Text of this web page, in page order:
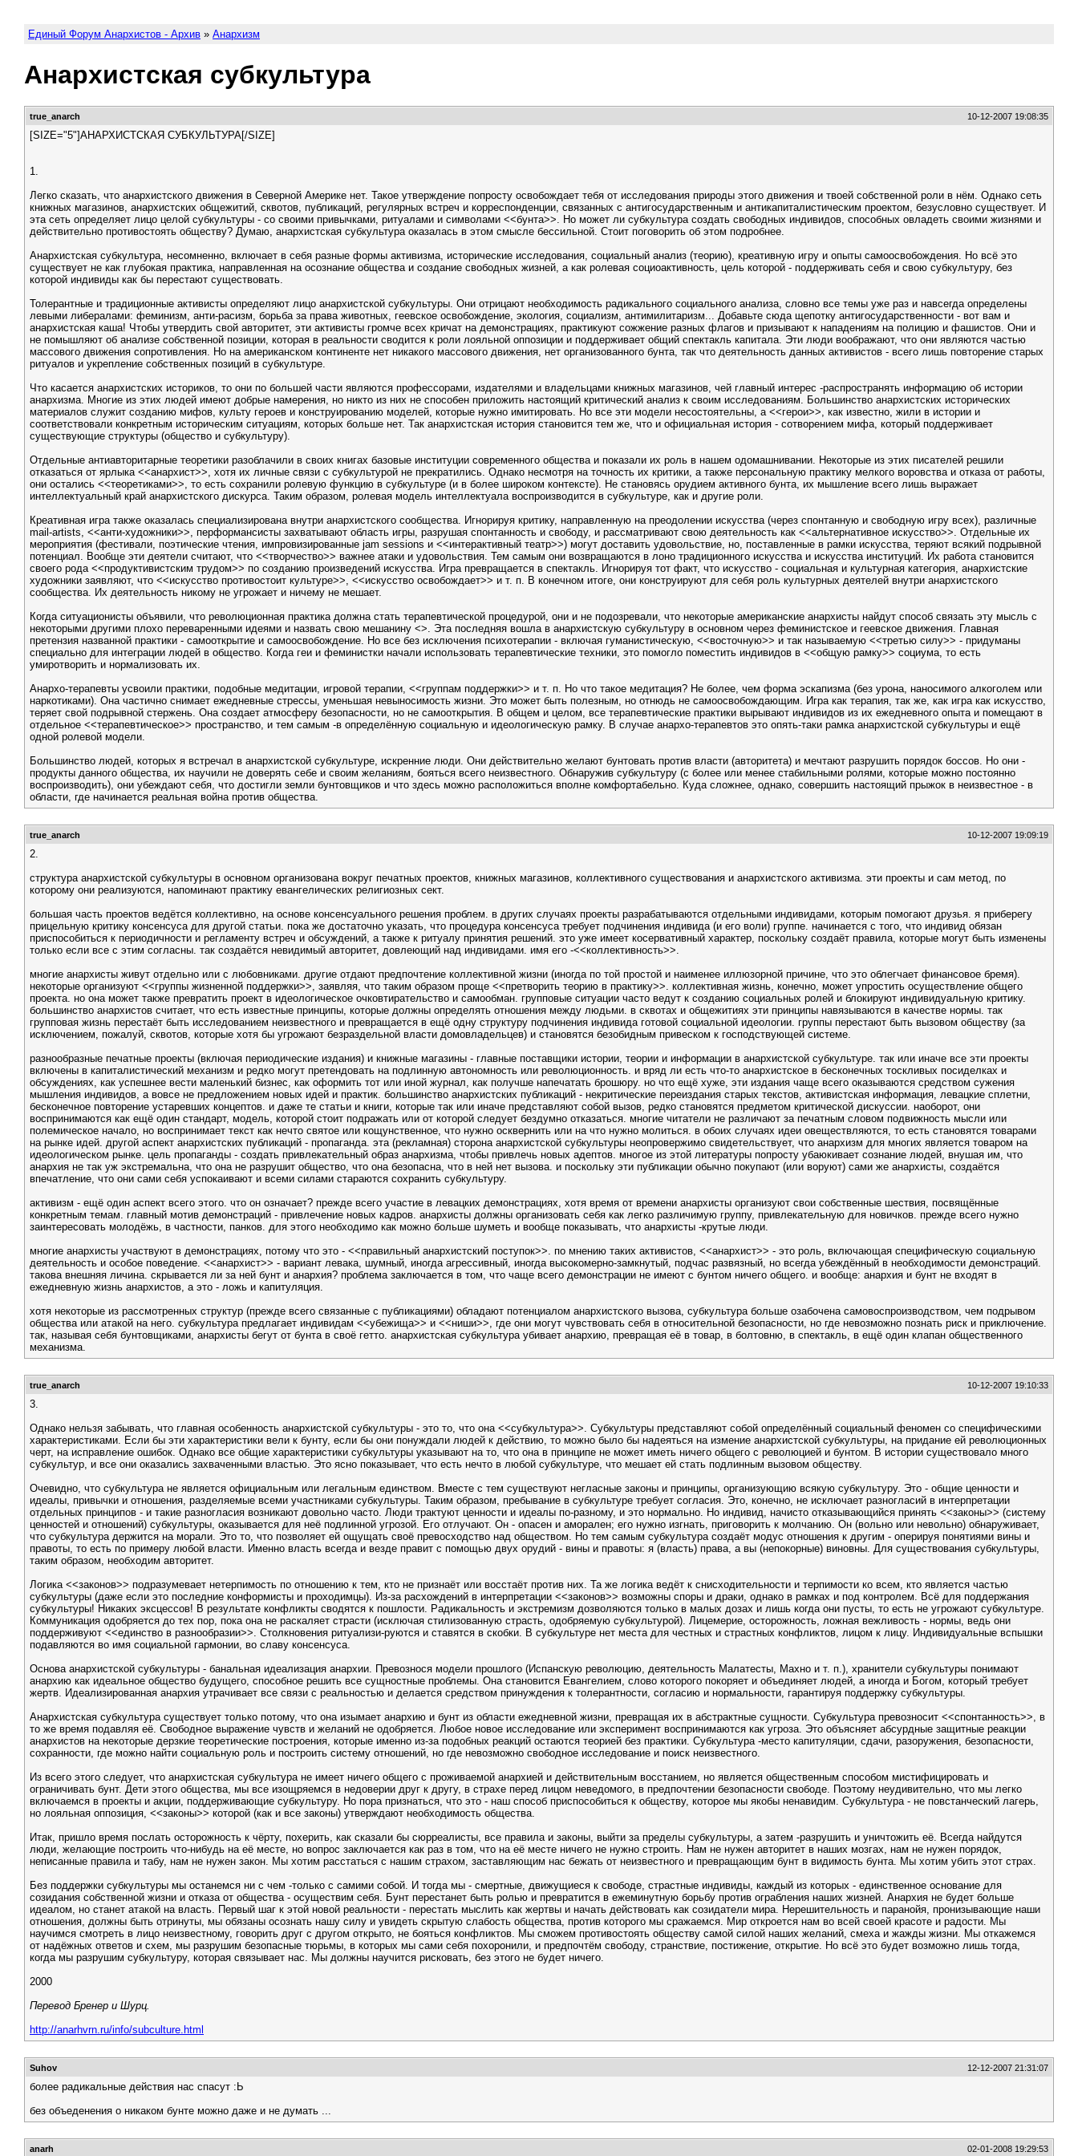
Единый Форум Анархистов - Архив » Анархизм
Анархистская субкультура
true_anarch 10-12-2007 19:08:35
[SIZE="5"]АНАРХИСТСКАЯ СУБКУЛЬТУРА[/SIZE]
1.
Легко сказать, что анархистского движения в Северной Америке нет. Такое утверждение попросту освобождает тебя от исследования природы этого движения и твоей собственной роли в нём. Однако сеть
книжных магазинов, анархистских общежитий, сквотов, публикаций, регулярных встреч и корреспонденции, связанных с антигосударственным и антикапиталистическим проектом, безусловно существует. И
эта сеть определяет лицо целой субкультуры - со своими привычками, ритуалами и символами <<бунта>>. Но может ли субкультура создать свободных индивидов, способных овладеть своими жизнями и
действительно противостоять обществу? Думаю, анархистская субкультура оказалась в этом смысле бессильной. Стоит поговорить об этом подробнее.
Анархистская субкультура, несомненно, включает в себя разные формы активизма, исторические исследования, социальный анализ (теорию), креативную игру и опыты самоосвобождения. Но всё это
существует не как глубокая практика, направленная на осознание общества и создание свободных жизней, а как ролевая социоактивность, цель которой - поддерживать себя и свою субкультуру, без
которой индивиды как бы перестают существовать.
Толерантные и традиционные активисты определяют лицо анархистской субкультуры. Они отрицают необходимость радикального социального анализа, словно все темы уже раз и навсегда определены
левыми либералами: феминизм, анти-расизм, борьба за права животных, геевское освобождение, экология, социализм, антимилитаризм... Добавьте сюда щепотку антигосударственности - вот вам и
анархистская каша! Чтобы утвердить свой авторитет, эти активисты громче всех кричат на демонстрациях, практикуют сожжение разных флагов и призывают к нападениям на полицию и фашистов. Они и
не помышляют об анализе собственной позиции, которая в реальности сводится к роли лояльной оппозиции и поддерживает общий спектакль капитала. Эти люди воображают, что они являются частью
массового движения сопротивления. Но на американском континенте нет никакого массового движения, нет организованного бунта, так что деятельность данных активистов - всего лишь повторение старых
ритуалов и укрепление собственных позиций в субкультуре.
Что касается анархистских историков, то они по большей части являются профессорами, издателями и владельцами книжных магазинов, чей главный интерес -распространять информацию об истории
анархизма. Многие из этих людей имеют добрые намерения, но никто из них не способен приложить настоящий критический анализ к своим исследованиям. Большинство анархистских исторических
материалов служит созданию мифов, культу героев и конструированию моделей, которые нужно имитировать. Но все эти модели несостоятельны, а <<герои>>, как известно, жили в истории и
соответствовали конкретным историческим ситуациям, которых больше нет. Так анархистская история становится тем же, что и официальная история - сотворением мифа, который поддерживает
существующие структуры (общество и субкультуру).
Отдельные антиавторитарные теоретики разоблачили в своих книгах базовые институции современного общества и показали их роль в нашем одомашнивании. Некоторые из этих писателей решили
отказаться от ярлыка <<анархист>>, хотя их личные связи с субкультурой не прекратились. Однако несмотря на точность их критики, а также персональную практику мелкого воровства и отказа от работы,
они остались <<теоретиками>>, то есть сохранили ролевую функцию в субкультуре (и в более широком контексте). Не становясь орудием активного бунта, их мышление всего лишь выражает
интеллектуальный край анархистского дискурса. Таким образом, ролевая модель интеллектуала воспроизводится в субкультуре, как и другие роли.
Креативная игра также оказалась специализирована внутри анархистского сообщества. Игнорируя критику, направленную на преодолении искусства (через спонтанную и свободную игру всех), различные
mail-artists, <<анти-художники>>, перформансисты захватывают область игры, разрушая спонтанность и свободу, и рассматривают свою деятельность как <<альтернативное искусство>>. Отдельные их
мероприятия (фестивали, поэтические чтения, импровизированные jam sessions и <<интерактивный театр>>) могут доставить удовольствие, но, поставленные в рамки искусства, теряют всякий подрывной
потенциал. Вообще эти деятели считают, что <<творчество>> важнее атаки и удовольствия. Тем самым они возвращаются в лоно традиционного искусства и искусства институций. Их работа становится
своего рода <<продуктивистским трудом>> по созданию произведений искусства. Игра превращается в спектакль. Игнорируя тот факт, что искусство - социальная и культурная категория, анархистские
художники заявляют, что <<искусство противостоит культуре>>, <<искусство освобождает>> и т. п. В конечном итоге, они конструируют для себя роль культурных деятелей внутри анархистского
сообщества. Их деятельность никому не угрожает и ничему не мешает.
Когда ситуационисты объявили, что революционная практика должна стать терапевтической процедурой, они и не подозревали, что некоторые американские анархисты найдут способ связать эту мысль с
некоторыми другими плохо переваренными идеями и назвать свою мешанину <>. Эта последняя вошла в анархистскую субкультуру в основном через феминистское и геевское движения. Главная
претензия названной практики - самооткрытие и самоосвобождение. Но все без исключения психотерапии - включая гуманистическую, <<восточную>> и так называемую <<третью силу>> - придуманы
специально для интеграции людей в общество. Когда геи и феминистки начали использовать терапевтические техники, это помогло поместить индивидов в <<общую рамку>> социума, то есть
умиротворить и нормализовать их.
Анархо-терапевты усвоили практики, подобные медитации, игровой терапии, <<группам поддержки>> и т. п. Но что такое медитация? Не более, чем форма эскапизма (без урона, наносимого алкоголем или
наркотиками). Она частично снимает ежедневные стрессы, уменьшая невыносимость жизни. Это может быть полезным, но отнюдь не самоосвобождающим. Игра как терапия, так же, как игра как искусство,
теряет свой подрывной стержень. Она создает атмосферу безопасности, но не самооткрытия. В общем и целом, все терапевтические практики вырывают индивидов из их ежедневного опыта и помещают в
отдельное <<терапевтическое>> пространство, и тем самым -в определённую социальную и идеологическую рамку. В случае анархо-терапевтов это опять-таки рамка анархистской субкультуры и ещё
одной ролевой модели.
Большинство людей, которых я встречал в анархистской субкультуре, искренние люди. Они действительно желают бунтовать против власти (авторитета) и мечтают разрушить порядок боссов. Но они -
продукты данного общества, их научили не доверять себе и своим желаниям, бояться всего неизвестного. Обнаружив субкультуру (с более или менее стабильными ролями, которые можно постоянно
воспроизводить), они убеждают себя, что достигли земли бунтовщиков и что здесь можно расположиться вполне комфортабельно. Куда сложнее, однако, совершить настоящий прыжок в неизвестное - в
области, где начинается реальная война против общества.
true_anarch 10-12-2007 19:09:19
2.
структура анархистской субкультуры в основном организована вокруг печатных проектов, книжных магазинов, коллективного существования и анархистского активизма. эти проекты и сам метод, по
которому они реализуются, напоминают практику евангелических религиозных сект.
большая часть проектов ведётся коллективно, на основе консенсуального решения проблем. в других случаях проекты разрабатываются отдельными индивидами, которым помогают друзья. я приберегу
прицельную критику консенсуса для другой статьи. пока же достаточно указать, что процедура консенсуса требует подчинения индивида (и его воли) группе. начинается с того, что индивид обязан
приспособиться к периодичности и регламенту встреч и обсуждений, а также к ритуалу принятия решений. это уже имеет косервативный характер, поскольку создаёт правила, которые могут быть изменены
только если все с этим согласны. так создаётся невидимый авторитет, довлеющий над индивидами. имя его -<<коллективность>>.
многие анархисты живут отдельно или с любовниками. другие отдают предпочтение коллективной жизни (иногда по той простой и наименее иллюзорной причине, что это облегчает финансовое бремя).
некоторые организуют <<группы жизненной поддержки>>, заявляя, что таким образом проще <<претворить теорию в практику>>. коллективная жизнь, конечно, может упростить осуществление общего
проекта. но она может также превратить проект в идеологическое очковтирательство и самообман. групповые ситуации часто ведут к созданию социальных ролей и блокируют индивидуальную критику.
большинство анархистов считает, что есть известные принципы, которые должны определять отношения между людьми. в сквотах и общежитиях эти принципы навязываются в качестве нормы. так
групповая жизнь перестаёт быть исследованием неизвестного и превращается в ещё одну структуру подчинения индивида готовой социальной идеологии. группы перестают быть вызовом обществу (за
исключением, пожалуй, сквотов, которые хотя бы угрожают безраздельной власти домовладельцев) и становятся безобидным привеском к господствующей системе.
разнообразные печатные проекты (включая периодические издания) и книжные магазины - главные поставщики истории, теории и информации в анархистской субкультуре. так или иначе все эти проекты
включены в капиталистический механизм и редко могут претендовать на подлинную автономность или революционность. и вряд ли есть что-то анархистское в бесконечных тоскливых посиделках и
обсуждениях, как успешнее вести маленький бизнес, как оформить тот или иной журнал, как получше напечатать брошюру. но что ещё хуже, эти издания чаще всего оказываются средством сужения
мышления индивидов, а вовсе не предложением новых идей и практик. большинство анархистских публикаций - некритические переиздания старых текстов, активистская информация, левацкие сплетни,
бесконечное повторение устаревших концептов. и даже те статьи и книги, которые так или иначе представляют собой вызов, редко становятся предметом критической дискуссии. наоборот, они
воспринимаются как ещё один стандарт, модель, которой стоит подражать или от которой следует бездумно отказаться. многие читатели не различают за печатным словом подвижность мысли или
полемическое начало, но воспринимает текст как нечто святое или кощунственное, что нужно осквернить или на что нужно молиться. в обоих случаях идеи овеществляются, то есть становятся товарами
на рынке идей. другой аспект анархистских публикаций - пропаганда. эта (рекламная) сторона анархистской субкультуры неопровержимо свидетельствует, что анархизм для многих является товаром на
идеологическом рынке. цель пропаганды - создать привлекательный образ анархизма, чтобы привлечь новых адептов. многое из этой литературы попросту убаюкивает сознание людей, внушая им, что
анархия не так уж экстремальна, что она не разрушит общество, что она безопасна, что в ней нет вызова. и поскольку эти публикации обычно покупают (или воруют) сами же анархисты, создаётся
впечатление, что они сами себя успокаивают и всеми силами стараются сохранить субкультуру.
активизм - ещё один аспект всего этого. что он означает? прежде всего участие в левацких демонстрациях, хотя время от времени анархисты организуют свои собственные шествия, посвящённые
конкретным темам. главный мотив демонстраций - привлечение новых кадров. анархисты должны организовать себя как легко различимую группу, привлекательную для новичков. прежде всего нужно
заинтересовать молодёжь, в частности, панков. для этого необходимо как можно больше шуметь и вообще показывать, что анархисты -крутые люди.
многие анархисты участвуют в демонстрациях, потому что это - <<правильный анархистский поступок>>. по мнению таких активистов, <<анархист>> - это роль, включающая специфическую социальную
деятельность и особое поведение. <<анархист>> - вариант левака, шумный, иногда агрессивный, иногда высокомерно-замкнутый, подчас развязный, но всегда убеждённый в необходимости демонстраций.
такова внешняя личина. скрывается ли за ней бунт и анархия? проблема заключается в том, что чаще всего демонстрации не имеют с бунтом ничего общего. и вообще: анархия и бунт не входят в
ежедневную жизнь анархистов, а это - ложь и капитуляция.
хотя некоторые из рассмотренных структур (прежде всего связанные с публикациями) обладают потенциалом анархистского вызова, субкультура больше озабочена самовоспроизводством, чем подрывом
общества или атакой на него. субкультура предлагает индивидам <<убежища>> и <<ниши>>, где они могут чувствовать себя в относительной безопасности, но где невозможно познать риск и приключение.
так, называя себя бунтовщиками, анархисты бегут от бунта в своё гетто. анархистская субкультура убивает анархию, превращая её в товар, в болтовню, в спектакль, в ещё один клапан общественного
механизма.
true_anarch 10-12-2007 19:10:33
3.
Однако нельзя забывать, что главная особенность анархистской субкультуры - это то, что она <<субкультура>>. Субкультуры представляют собой определённый социальный феномен со специфическими
характеристиками. Если бы эти характеристики вели к бунту, если бы они понуждали людей к действию, то можно было бы надеяться на измение анархистской субкультуры, на придание ей революционных
черт, на исправление ошибок. Однако все общие характеристики субкультуры указывают на то, что она в принципе не может иметь ничего общего с революцией и бунтом. В истории существовало много
субкультур, и все они оказались захваченными властью. Это ясно показывает, что есть нечто в любой субкультуре, что мешает ей стать подлинным вызовом обществу.
Очевидно, что субкультура не является официальным или легальным единством. Вместе с тем существуют негласные законы и принципы, организующию всякую субкультуру. Это - общие ценности и
идеалы, привычки и отношения, разделяемые всеми участниками субкультуры. Таким образом, пребывание в субкультуре требует согласия. Это, конечно, не исключает разногласий в интерпретации
отдельных принципов - и такие разногласия возникают довольно часто. Люди трактуют ценности и идеалы по-разному, и это нормально. Но индивид, начисто отказывающийся принять <<законы>> (систему
ценностей и отношений) субкультуры, оказывается для неё подлинной угрозой. Его отлучают. Он - опасен и аморален; его нужно изгнать, приговорить к молчанию. Он (вольно или невольно) обнаруживает,
что субкультура держится на морали. Это то, что позволяет ей ощущать своё превосходство над обществом. Но тем самым субкультура создаёт модус отношения к другим - оперируя понятиями вины и
правоты, то есть по примеру любой власти. Именно власть всегда и везде правит с помощью двух орудий - вины и правоты: я (власть) права, а вы (непокорные) виновны. Для существования субкультуры,
таким образом, необходим авторитет.
Логика <<законов>> подразумевает нетерпимость по отношению к тем, кто не признаёт или восстаёт против них. Та же логика ведёт к снисходительности и терпимости ко всем, кто является частью
субкультуры (даже если это последние конформисты и проходимцы). Из-за расхождений в интерпретации <<законов>> возможны споры и драки, однако в рамках и под контролем. Всё для поддержания
субкультуры! Никаких эксцессов! В результате конфликты сводятся к пошлости. Радикальность и экстремизм дозволяются только в малых дозах и лишь когда они пусты, то есть не угрожают субкультуре.
Коммуникация одобряется до тех пор, пока она не раскаляет страсти (исключая стилизованную страсть, одобряемую субкультурой). Лицемерие, осторожность, ложная вежливость - нормы, ведь они
поддерживуют <<единство в разнообразии>>. Столкновения ритуализи-руются и ставятся в скобки. В субкультуре нет места для честных и страстных конфликтов, лицом к лицу. Индивидуальные вспышки
подавляются во имя социальной гармонии, во славу консенсуса.
Основа анархистской субкультуры - банальная идеализация анархии. Превознося модели прошлого (Испанскую революцию, деятельность Малатесты, Махно и т. п.), хранители субкультуры понимают
анархию как идеальное общество будущего, способное решить все сущностные проблемы. Она становится Евангелием, слово которого покоряет и объединяет людей, а иногда и Богом, который требует
жертв. Идеализированная анархия утрачивает все связи с реальностью и делается средством принуждения к толерантности, согласию и нормальности, гарантируя поддержку субкультуры.
Анархистская субкультура существует только потому, что она изымает анархию и бунт из области ежедневной жизни, превращая их в абстрактные сущности. Субкультура превозносит <<спонтанность>>, в
то же время подавляя её. Свободное выражение чувств и желаний не одобряется. Любое новое исследование или эксперимент воспринимаются как угроза. Это объясняет абсурдные защитные реакции
анархистов на некоторые дерзкие теоретические построения, которые именно из-за подобных реакций остаются теорией без практики. Субкультура -место капитуляции, сдачи, разоружения, безопасности,
сохранности, где можно найти социальную роль и построить систему отношений, но где невозможно свободное исследование и поиск неизвестного.
Из всего этого следует, что анархистская субкультура не имеет ничего общего с проживаемой анархией и действительным восстанием, но является общественным способом мистифицировать и
ограничивать бунт. Дети этого общества, мы все изощряемся в недоверии друг к другу, в страхе перед лицом неведомого, в предпочтении безопасности свободе. Поэтому неудивительно, что мы легко
включаемся в проекты и акции, поддерживающие субкультуру. Но пора признаться, что это - наш способ приспособиться к обществу, которое мы якобы ненавидим. Субкультура - не повстанческий лагерь,
но лояльная оппозиция, <<законы>> которой (как и все законы) утверждают необходимость общества.
Итак, пришло время послать осторожность к чёрту, похерить, как сказали бы сюрреалисты, все правила и законы, выйти за пределы субкультуры, а затем -разрушить и уничтожить её. Всегда найдутся
люди, желающие построить что-нибудь на её месте, но вопрос заключается как раз в том, что на её месте ничего не нужно строить. Нам не нужен авторитет в наших мозгах, нам не нужен порядок,
неписанные правила и табу, нам не нужен закон. Мы хотим расстаться с нашим страхом, заставляющим нас бежать от неизвестного и превращающим бунт в видимость бунта. Мы хотим убить этот страх.
Без поддержки субкультуры мы останемся ни с чем -только с самими собой. И тогда мы - смертные, движущиеся к свободе, страстные индивиды, каждый из которых - единственное основание для
созидания собственной жизни и отказа от общества - осуществим себя. Бунт перестанет быть ролью и превратится в ежеминутную борьбу против ограбления наших жизней. Анархия не будет больше
идеалом, но станет атакой на власть. Первый шаг к этой новой реальности - перестать мыслить как жертвы и начать действовать как созидатели мира. Нерешительность и паранойя, пронизывающие наши
отношения, должны быть отринуты, мы обязаны осознать нашу силу и увидеть скрытую слабость общества, против которого мы сражаемся. Мир откроется нам во всей своей красоте и радости. Мы
научимся смотреть в лицо неизвестному, говорить друг с другом открыто, не бояться конфликтов. Мы сможем противостоять обществу самой силой наших желаний, смеха и жажды жизни. Мы откажемся
от надёжных ответов и схем, мы разрушим безопасные тюрьмы, в которых мы сами себя похоронили, и предпочтём свободу, странствие, постижение, открытие. Но всё это будет возможно лишь тогда,
когда мы разрушим субкультуру, которая связывает нас. Мы должны научится рисковать, без этого не будет ничего.
2000
Перевод Бренер и Шурц.
http://anarhvrn.ru/info/subculture.html
Suhov 12-12-2007 21:31:07
более радикальные действия нас спасут :Ь
без объеденения о никаком бунте можно даже и не думать ...
anarh 02-01-2008 19:29:53